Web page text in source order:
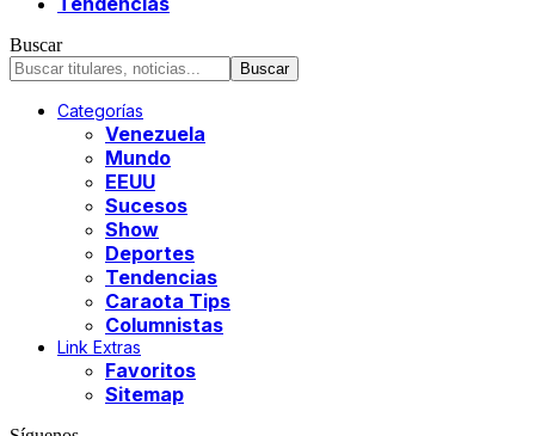
Buscar
Categorías
Venezuela
Mundo
EEUU
Sucesos
Show
Deportes
Tendencias
Caraota Tips
Columnistas
Link Extras
Favoritos
Sitemap